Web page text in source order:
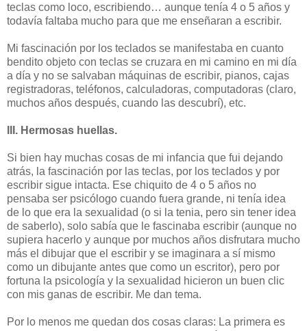
teclas como loco, escribiendo… aunque tenía 4 o 5 años y
todavía faltaba mucho para que me enseñaran a escribir.
Mi fascinación por los teclados se manifestaba en cuanto
bendito objeto con teclas se cruzara en mi camino en mi día
a día y no se salvaban máquinas de escribir, pianos, cajas
registradoras, teléfonos, calculadoras, computadoras (claro,
muchos años después, cuando las descubrí), etc.
III. Hermosas huellas.
Si bien hay muchas cosas de mi infancia que fui dejando
atrás, la fascinación por las teclas, por los teclados y por
escribir sigue intacta. Ese chiquito de 4 o 5 años no
pensaba ser psicólogo cuando fuera grande, ni tenía idea
de lo que era la sexualidad (o si la tenia, pero sin tener idea
de saberlo), solo sabía que le fascinaba escribir (aunque no
supiera hacerlo y aunque por muchos años disfrutara mucho
más el dibujar que el escribir y se imaginara a sí mismo
como un dibujante antes que como un escritor), pero por
fortuna la psicología y la sexualidad hicieron un buen clic
con mis ganas de escribir. Me dan tema.
Por lo menos me quedan dos cosas claras: La primera es